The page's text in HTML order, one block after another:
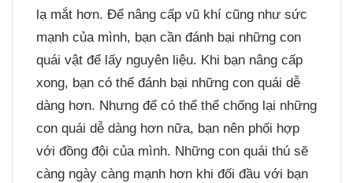
lạ mắt hơn. Để nâng cấp vũ khí cũng như sức
mạnh của mình, bạn cần đánh bại những con
quái vật để lấy nguyên liệu. Khi bạn nâng cấp
xong, bạn có thể đánh bại những con quái dễ
dàng hơn. Nhưng để có thể thể chống lại những
con quái dễ dàng hơn nữa, bạn nên phối hợp
với đồng đội của mình. Những con quái thú sẽ
càng ngày càng mạnh hơn khi đối đầu với bạn